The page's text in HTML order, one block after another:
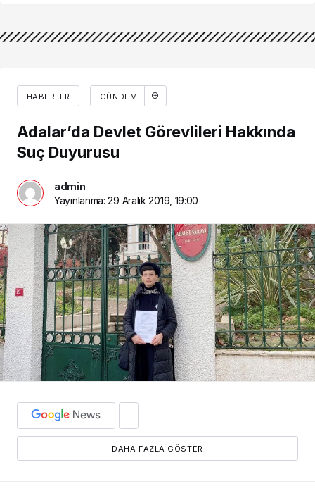
HABERLER GÜNDEM
Adalar’da Devlet Görevlileri Hakkında
Suç Duyurusu
admin
Yayınlanma:29 Aralık 2019, 19:00
DAHA FAZLA GÖSTER